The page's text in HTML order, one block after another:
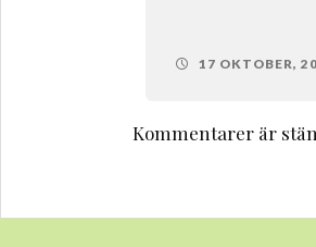
17 OKTOBER,
Kommentarer är